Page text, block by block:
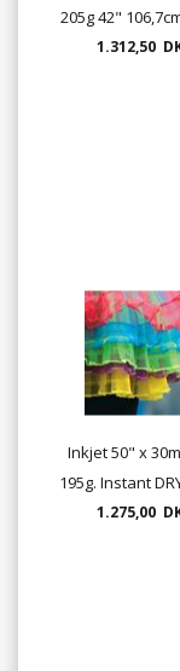
205g 42"
1.312,50
Inkjet 50" x
195g. Instant
papir
1.275,00